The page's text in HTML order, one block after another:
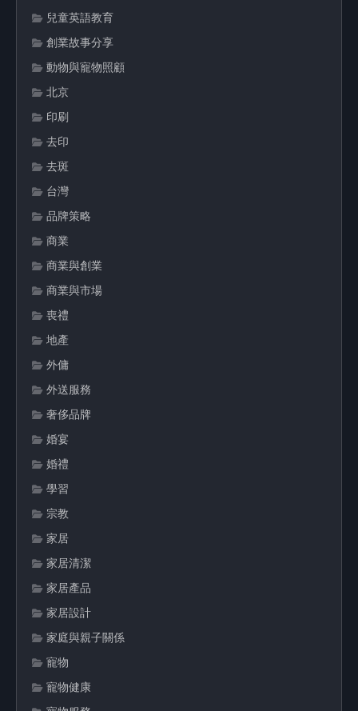
兒童英語教育
創業故事分享
動物與寵物照顧
北京
印刷
去印
去斑
台灣
品牌策略
商業
商業與創業
商業與市場
喪禮
地產
外傭
外送服務
奢侈品牌
婚宴
婚禮
學習
宗教
家居
家居清潔
家居產品
家居設計
家庭與親子關係
寵物
寵物健康